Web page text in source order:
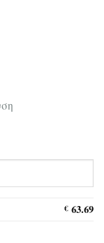
€63.69
Βeige Oak S41402